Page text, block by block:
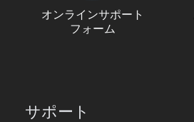
オンラインサポート
フォーム
サポート